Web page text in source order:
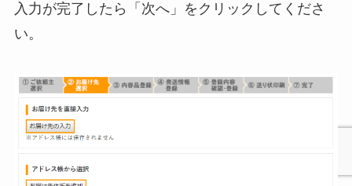
入力が完了したら「次へ」をクリックしてくださ
い。